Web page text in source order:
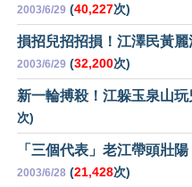
2003/6/29 (40,227次)
損招兒招招損！江澤民黃
2003/6/29 (32,200次)
新一輪搏殺！江躲玉泉山
次)
「三個代表」老江帶頭壯
2003/6/28 (21,428次)